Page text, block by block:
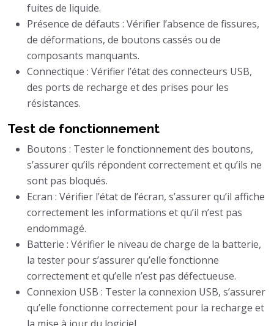
fuites de liquide.
Présence de défauts : Vérifier l’absence de fissures,
de déformations, de boutons cassés ou de
composants manquants.
Connectique : Vérifier l’état des connecteurs USB,
des ports de recharge et des prises pour les
résistances.
Test de fonctionnement
Boutons : Tester le fonctionnement des boutons,
s’assurer qu’ils répondent correctement et qu’ils ne
sont pas bloqués.
Ecran : Vérifier l’état de l’écran, s’assurer qu’il affiche
correctement les informations et qu’il n’est pas
endommagé.
Batterie : Vérifier le niveau de charge de la batterie,
la tester pour s’assurer qu’elle fonctionne
correctement et qu’elle n’est pas défectueuse.
Connexion USB : Tester la connexion USB, s’assurer
qu’elle fonctionne correctement pour la recharge et
la mise à jour du logiciel.